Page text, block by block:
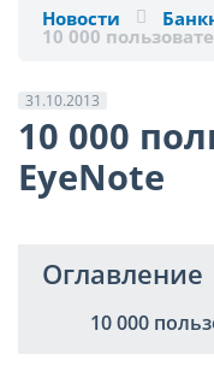
Новости
10 000
31.10.2013
10 000
EyeNote
Оглавление
10 000